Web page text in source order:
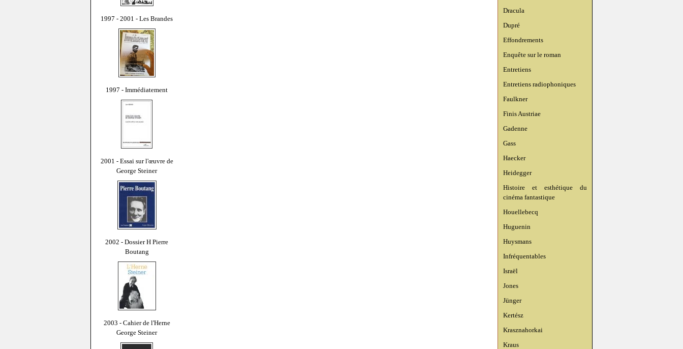
1997 - 2001 - Les Brandes
1997 - Immédiatement
2001 - Essai sur l'œuvre de
George Steiner
2002 - Dossier H Pierre
Boutang
2003 - Cahier de l'Herne
George Steiner
Dracula
Dupré
Effondrements
Enquête sur le roman
Entretiens
Entretiens radiophoniques
Faulkner
Finis Austriae
Gadenne
Gass
Haecker
Heidegger
Histoire et esthétique du
cinéma fantastique
Houellebecq
Huguenin
Huysmans
Infréquentables
Israël
Jones
Jünger
Kertész
Krasznahorkai
Kraus